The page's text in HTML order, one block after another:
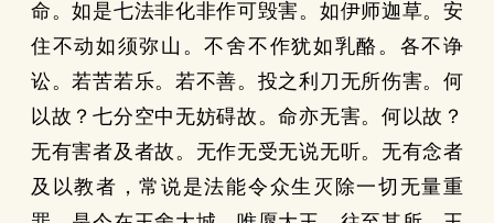
命。如是七法非化非作可毁害。如伊师迦草。安
住不动如须弥山。不舍不作犹如乳酪。各不诤
讼。若苦若乐。若不善。投之利刀无所伤害。何
以故？七分空中无妨碍故。命亦无害。何以故？
无有害者及者故。无作无受无说无听。无有念者
及以教者，常说是法能令众生灭除一切无量重